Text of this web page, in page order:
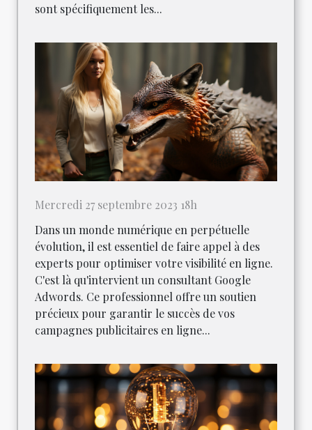
sont spécifiquement les...
Mercredi 27 septembre 2023 18h
Dans un monde numérique en perpétuelle
évolution, il est essentiel de faire appel à des
experts pour optimiser votre visibilité en ligne.
C'est là qu'intervient un consultant Google
Adwords. Ce professionnel offre un soutien
précieux pour garantir le succès de vos
campagnes publicitaires en ligne...